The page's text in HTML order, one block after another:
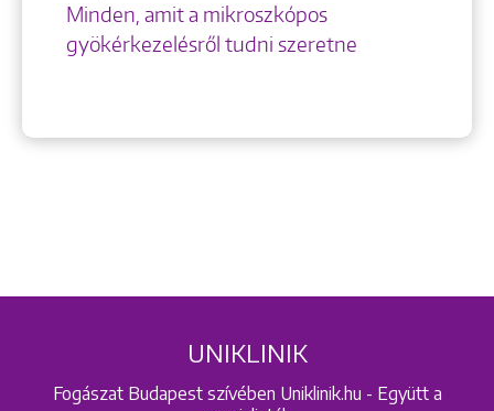
Minden, amit a mikroszkópos
gyökérkezelésről tudni szeretne
UNIKLINIK
Fogászat Budapest szívében Uniklinik.hu - Együtt a